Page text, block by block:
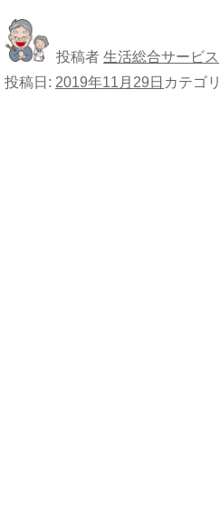
投稿者 生活総合サービス
投稿日: 2019年11月29日 カテゴ